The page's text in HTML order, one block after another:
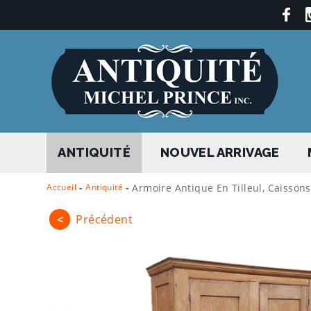
ANTIQUITÉ NOUVEL ARRIVAGE
Accueil - Antiquité - Armoire Antique En Tilleul,
< Précédent